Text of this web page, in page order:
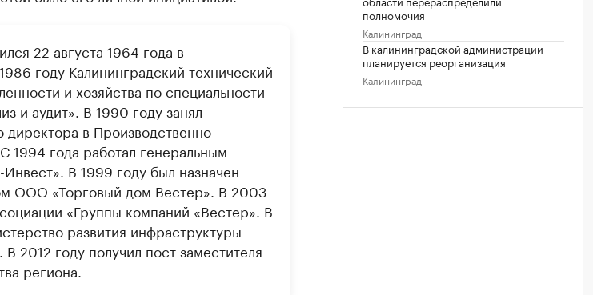
22 августа 1964 года в
году Калининградский технический
и хозяйства по специальности
и аудит». В 1990 году занял
в Производственно-
1994 года работал генеральным
В 1999 году был назначен
ООО «Торговый дом Вестер». В 2003
«Группы компаний «Вестер». В
развития инфраструктуры
2012 году получил пост заместителя
региона.
полномочия
Калининград
В калининградской администрации
планируется реорганизация
Калининград